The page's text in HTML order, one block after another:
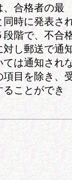
合格者の最
同時に発表さ
段階で、不合
対し郵送で通
ては通知され
項目を除き、
ることができ